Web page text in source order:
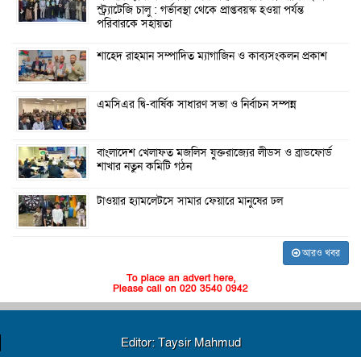
স্ট্র্যাটেজি চালু : গর্ভাবস্থা থেকে প্রাপ্তবয়স্ক হওয়া পর্যন্ত
পরিবারকে সহায়তা
শাহেদ রাহমান সম্পাদিত ম্যাগাজিন ও কাব্যসংকলন প্রকাশ
এমসিএর দ্বি-বার্ষিক সাধারণ সভা ও নির্বাচন সম্পন্ন
বাংলাদেশ খেলাফত মজলিস যুক্তরাজ্যের লীডস ও ব্রাডফোর্ড
শাখার নতুন কমিটি গঠন
টাওয়ার হ্যামলেটসে সামার ফেয়ারে মানুষের ঢল
আরও খবর
To place an advert here,
Please call on 020 3540 0942
Editor: Taysir Mahmud